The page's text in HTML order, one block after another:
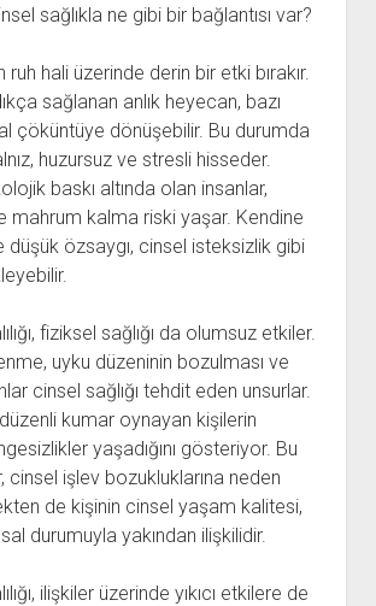
sağlıkla ne gibi bir bağlantısı var?
ruh hali üzerinde derin bir etki bırakır.
sağlanan anlık heyecan, bazı
çöküntüye dönüşebilir. Bu durumda
huzursuz ve stresli hisseder.
baskı altında olan insanlar,
mahrum kalma riski yaşar. Kendine
düşük özsaygı, cinsel isteksizlik gibi
fiziksel sağlığı da olumsuz etkiler.
uyku düzeninin bozulması ve
cinsel sağlığı tehdit eden unsurlar.
kumar oynayan kişilerin
yaşadığını gösteriyor. Bu
cinsel işlev bozukluklarına neden
de kişinin cinsel yaşam kalitesi,
durumuyla yakından ilişkilidir.
ilişkiler üzerinde yıkıcı etkilere de